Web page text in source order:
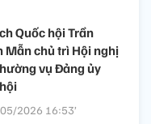
Quốc hội Trần
Mẫn chủ trì Hội nghị
vụ Đảng ủy
2026 16:53’